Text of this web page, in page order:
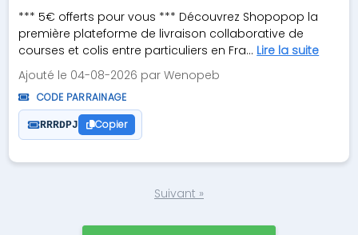
*** 5€ offerts pour vous *** Découvrez Shopopop la
première plateforme de livraison collaborative de
courses et colis entre particuliers en Fra... Lire la suite
Ajouté le 04-08-2026 par Wenopeb
CODE PARRAINAGE
RRRDPJ Copier
Suivant »